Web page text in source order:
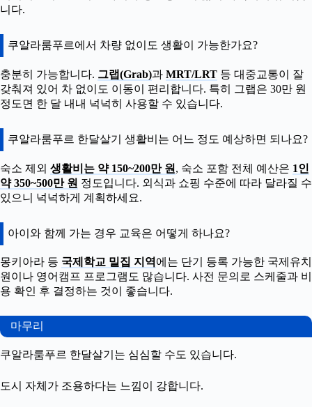
니다.
쿠알라룸푸르에서 차량 없이도 생활이 가능한가요?
충분히 가능합니다. 그랩(Grab)과 MRT/LRT 등 대중교통이 잘
갖춰져 있어 차 없이도 이동이 편리합니다. 특히 그랩은 30만 원
정도면 한 달 내내 넉넉히 사용할 수 있습니다.
쿠알라룸푸르 한달살기 생활비는 어느 정도 예상하면 되나요?
숙소 제외 생활비는 약 150~200만 원 , 숙소 포함 전체 예산은 1인
약 350~500만 원 정도입니다. 외식과 쇼핑 수준에 따라 달라질 수
있으니 넉넉하게 계획하세요.
아이와 함께 가는 경우 교육은 어떻게 하나요?
몽키아라 등 국제학교 밀집 지역에는 단기 등록 가능한 국제유치
원이나 영어캠프 프로그램도 많습니다. 사전 문의로 스케줄과 비
용 확인 후 결정하는 것이 좋습니다.
마무리
쿠알라룸푸르 한달살기는 심심할 수도 있습니다.
도시 자체가 조용하다는 느낌이 강합니다.